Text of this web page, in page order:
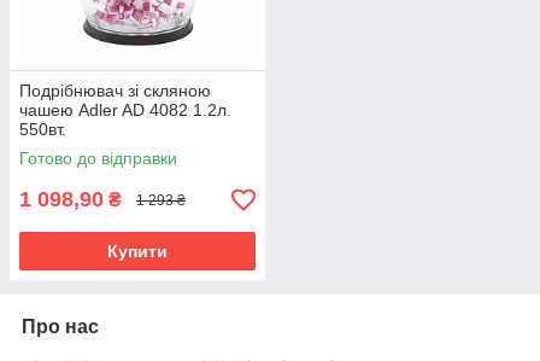
Подрібнювач зі скляною
чашею Adler AD 4082 1.2л.
550вт.
Готово до відправки
1 098,90 ₴ 1 293 ₴
Купити
Про нас